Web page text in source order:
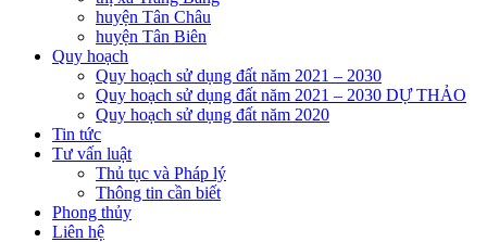
huyện Tân Châu
huyện Tân Biên
Quy hoạch
Quy hoạch sử dụng đất năm 2021 – 2030
Quy hoạch sử dụng đất năm 2021 – 2030 DỰ THẢO
Quy hoạch sử dụng đất năm 2020
Tin tức
Tư vấn luật
Thủ tục và Pháp lý
Thông tin cần biết
Phong thủy
Liên hệ